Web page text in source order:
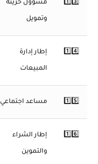
1️⃣3️⃣ مسؤول خزينة
وتمويل
1️⃣4️⃣ إطار إدارة
المبيعات
1️⃣5️⃣ مساعد اجتماعي
1️⃣6️⃣ إطار الشراء
والتموين